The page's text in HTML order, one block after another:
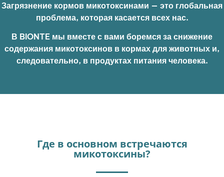
Загрязнение кормов микотоксинами — это глобальная
проблема, которая касается всех нас.​
В BIONTE мы вместе с вами боремся за снижение
содержания микотоксинов в кормах для животных и,
следовательно, в продуктах питания человека.​
Где в основном встречаются
микотоксины?